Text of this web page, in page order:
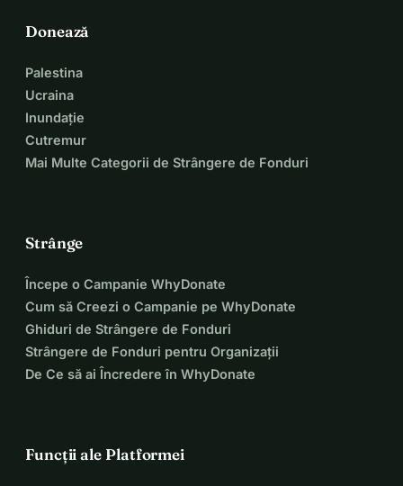
Donează
Palestina
Ucraina
Inundație
Cutremur
Mai Multe Categorii de Strângere de Fonduri
Strânge
Începe o Campanie WhyDonate
Cum să Creezi o Campanie pe WhyDonate
Ghiduri de Strângere de Fonduri
Strângere de Fonduri pentru Organizații
De Ce să ai Încredere în WhyDonate
Funcții ale Platformei